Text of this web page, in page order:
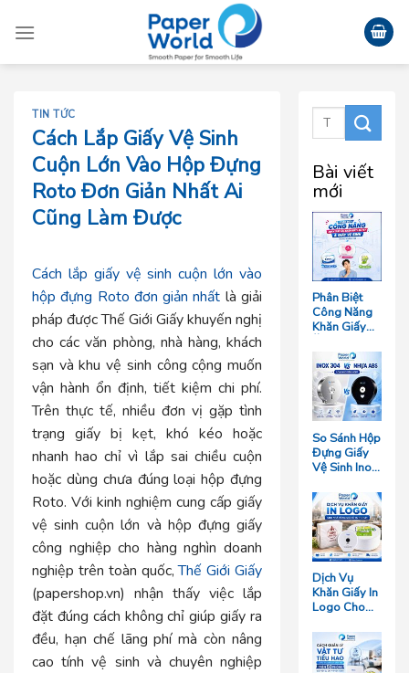
TIN TỨC
Cách Lắp Giấy Vệ Sinh
Cuộn Lớn Vào Hộp Đựng
Roto Đơn Giản Nhất Ai
Cũng Làm Được
Cách lắp giấy vệ sinh cuộn lớn vào
hộp đựng Roto đơn giản nhất là giải
pháp được Thế Giới Giấy khuyến nghị
cho các văn phòng, nhà hàng, khách
sạn và khu vệ sinh công cộng muốn
vận hành ổn định, tiết kiệm chi phí.
Trên thực tế, nhiều đơn vị gặp tình
trạng giấy bị kẹt, khó kéo hoặc
nhanh hao chỉ vì lắp sai chiều cuộn
hoặc dùng chưa đúng loại hộp đựng
Roto. Với kinh nghiệm cung cấp giấy
vệ sinh cuộn lớn và hộp đựng giấy
công nghiệp cho hàng nghìn doanh
nghiệp trên toàn quốc,Thế Giới Giấy
(papershop.vn) nhận thấy việc lắp
đặt đúng cách không chỉ giúp giấy ra
đều, hạn chế lãng phí mà còn nâng
cao tính vệ sinh và chuyên nghiệp
Bài viết
mới
Phân Biệt
Công Năng
Khăn Giấy
Giấy Lau Tay
Và Giấy Vệ
Sinh Trong
Ngành F&B
So Sánh Hộp
Đựng Giấy
Vệ Sinh Inox
Nhựa: Loại
Nào Bền
Hơn?
Dịch Vụ
Khăn Giấy In
Logo Cho
Giá Rẻ Tại
TP.HCM